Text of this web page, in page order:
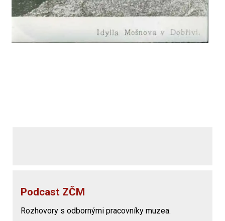
Podcast ZČM
Rozhovory s odbornými pracovníky muzea.